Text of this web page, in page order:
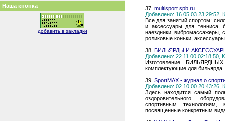
Наша кнопка
добавить в закладки
37. multisport.spb.ru
Добавлено: 16.05.03 23:29:52,
Все для занятий спортом:
и аксессуары для тенниса,
наездники, вибромассажеры,
роликовые коньки,
38. БИЛЬЯРДЫ И
Добавлено: 22.11.00 02:18:50,
Изготовление
комплектующие для бильярда .
39. SportMAX - журнал о
Добавлено: 02.10.00 20:43:26,
Здесь находится самый
оздоровительного
спортивным
посвященные конкретным